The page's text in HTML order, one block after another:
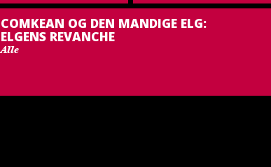
COMKEAN OG DEN MANDIGE ELG:
ELGENS REVANCHE
Alle